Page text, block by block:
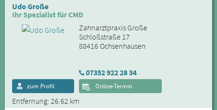
Udo Große
Ihr Spezialist für CMD
Zahnarztpraxis Große
Schloßstraße 17
88416 Ochsenhausen
07352 922 28 34
Entfernung: 26.62 km
zum Profil Online-Termin